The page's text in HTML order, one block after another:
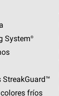
System®
StreakGuard™
fríos